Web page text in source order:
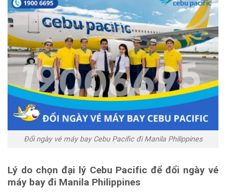
Đổi ngày vé máy bay Cebu Pacific đi Manila Philippines
Lý do chọn đại lý Cebu Pacific để đổi ngày vé
máy bay đi Manila Philippines